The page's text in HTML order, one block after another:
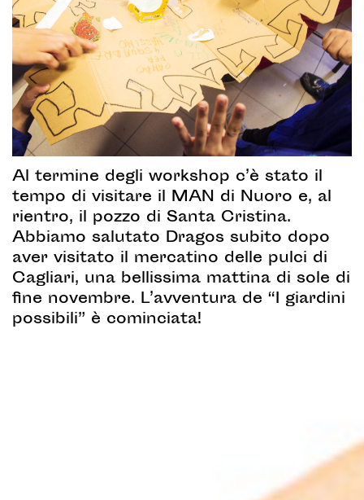
Al termine degli workshop c’è stato il
tempo di visitare il MAN di Nuoro e, al
rientro, il pozzo di Santa Cristina.
Abbiamo salutato Dragos subito dopo
aver visitato il mercatino delle pulci di
Cagliari, una bellissima mattina di sole di
fine novembre. L’avventura de “I giardini
possibili” è cominciata!